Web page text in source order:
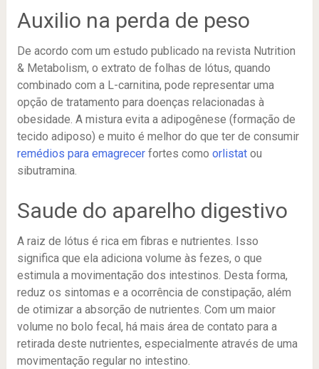
Auxilio na perda de peso
De acordo com um estudo publicado na revista Nutrition
& Metabolism, o extrato de folhas de lótus, quando
combinado com a L-carnitina, pode ​​representar uma
opção de tratamento para doenças relacionadas à
obesidade. A mistura evita a adipogênese (formação de
tecido adiposo) e muito é melhor do que ter de consumir
remédios para emagrecerfortes como orlistatou
sibutramina.
Saude do aparelho digestivo
A raiz de lótus é rica em fibras e nutrientes. Isso
significa que ela adiciona volume às fezes, o que
estimula a movimentação dos intestinos. Desta forma,
reduz os sintomas e a ocorrência de constipação, além
de otimizar a absorção de nutrientes. Com um maior
volume no bolo fecal, há mais área de contato para a
retirada deste nutrientes, especialmente através de uma
movimentação regular no intestino.